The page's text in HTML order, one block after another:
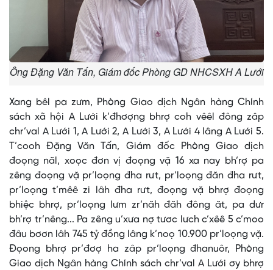
Ông Đặng Văn Tấn, Giám đốc Phòng GD NHCSXH A Lưới
Xang bêl pa zưm, Phòng Giao dịch Ngân hàng Chính
sách xã hội A Lưới k’đhơợng bhrợ coh vêêl đông zâp
chr’val A Lưới 1, A Lưới 2, A Lưới 3, A Lưới 4 lâng A Lưới 5.
T’cooh Đặng Văn Tấn, Giám đốc Phòng Giao dịch
đoọng năl, xoọc đơn vị đoọng vặ 16 xa nay bh’rợ pa
zêng đoọng vặ pr’loọng đha rưt, pr’loọng đăn đha rưt,
pr’loọng t’mêê zi lâh đha rưt, đoọng vặ bhrợ đoọng
bhiệc bhrợ, pr’loọng lưm zr’năh đăh đông ăt, pa dưr
bh’rợ tr’nêng... Pa zêng u’xưa nợ tươc lưch c’xêê 5 c’moo
đâu bơơn lâh 745 tỷ đồng lâng k’noọ 10.900 pr’loọng vặ.
Đọong bhrợ pr’đơợ ha zâp pr’loọng đhanuôr, Phòng
Giao dịch Ngân hàng Chính sách chr’val A Lưới ơy bhrợ